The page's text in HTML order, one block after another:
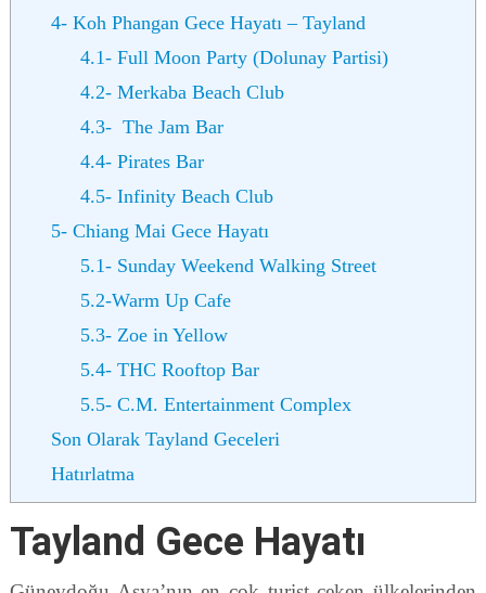
4- Koh Phangan Gece Hayatı – Tayland
4.1- Full Moon Party (Dolunay Partisi)
4.2- Merkaba Beach Club
4.3- The Jam Bar
4.4- Pirates Bar
4.5- Infinity Beach Club
5- Chiang Mai Gece Hayatı
5.1- Sunday Weekend Walking Street
5.2-Warm Up Cafe
5.3- Zoe in Yellow
5.4- THC Rooftop Bar
5.5- C.M. Entertainment Complex
Son Olarak Tayland Geceleri
Hatırlatma
Tayland Gece Hayatı